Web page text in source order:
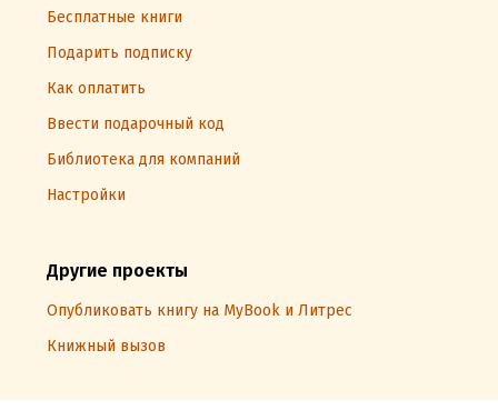
Бесплатные книги
Подарить подписку
Как оплатить
Ввести подарочный код
Библиотека для компаний
Настройки
Другие проекты
Опубликовать книгу на MyBook и Литрес
Книжный вызов